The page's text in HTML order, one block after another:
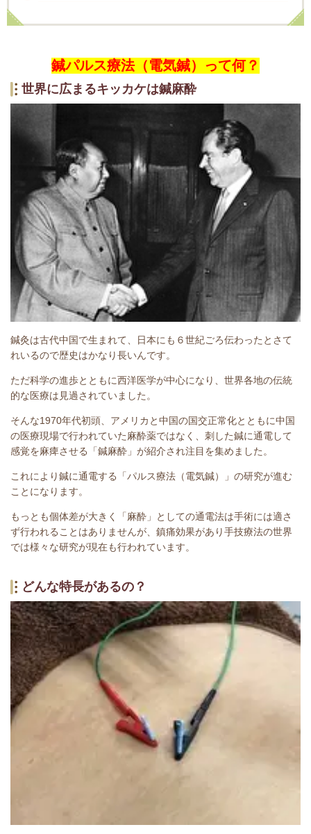
鍼パルス療法（電気鍼）って何？
世界に広まるキッカケは鍼麻酔
鍼灸は古代中国で生まれて、日本にも６世紀ごろ伝わったとさて
れいるので歴史はかなり長いんです。
ただ科学の進歩とともに西洋医学が中心になり、世界各地の伝統
的な医療は見過されていました。
そんな1970年代初頭、アメリカと中国の国交正常化とともに中国
の医療現場で行われていた麻酔薬ではなく、刺した鍼に通電して
感覚を麻痺させる「鍼麻酔」が紹介され注目を集めました。
これにより鍼に通電する「パルス療法（電気鍼）」の研究が進む
ことになります。
もっとも個体差が大きく「麻酔」としての通電法は手術には適さ
ず行われることはありませんが、鎮痛効果があり手技療法の世界
では様々な研究が現在も行われています。
どんな特長があるの？